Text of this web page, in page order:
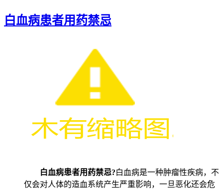
白血病患者用药禁忌
白血病患者用药禁忌?白血病是一种肿瘤性疾病，不
仅会对人体的造血系统产生严重影响，一旦恶化还会危